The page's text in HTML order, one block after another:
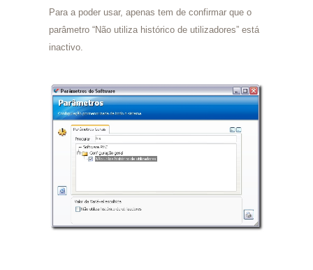
Para a poder usar, apenas tem de confirmar que o
parâmetro “Não utiliza histórico de utilizadores” está
inactivo.